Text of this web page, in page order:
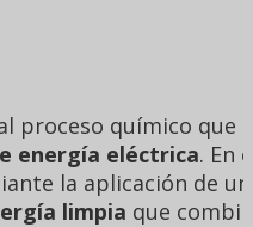
proceso químico
energía eléctrica. En
la aplicación de
limpia que